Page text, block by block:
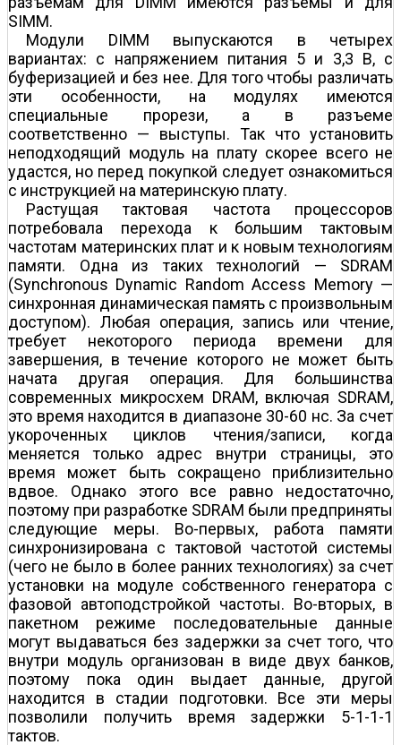
SIMM.
Модули DIMM выпускаются в четырех
вариантах: с напряжением питания 5 и 3,3 В, с
буферизацией и без нее. Для того чтобы различать
эти особенности, на модулях имеются
специальные прорези, а в разъеме
соответственно — выступы. Так что установить
неподходящий модуль на плату скорее всего не
удастся, но перед покупкой следует ознакомиться
с инструкцией на материнскую плату.
Растущая тактовая частота процессоров
потребовала перехода к большим тактовым
частотам материнских плат и к новым технологиям
памяти. Одна из таких технологий — SDRAM
(Synchronous Dynamic Random Access Memory —
cинхронная динамическая память с произвольным
доступом). Любая операция, запись или чтение,
требует некоторого периода времени для
завершения, в течение которого не может быть
начата другая операция. Для большинства
современных микросхем DRAM, включая SDRAM,
это время находится в диапазоне 30-60 нс. За счет
укороченных циклов чтения/записи, когда
меняется только адрес внутри страницы, это
время может быть сокращено приблизительно
вдвое. Однако этого все равно недостаточно,
поэтому при разработке SDRAM были предприняты
следующие меры. Во-первых, работа памяти
синхронизирована с тактовой частотой системы
(чего не было в более ранних технологиях) за счет
установки на модуле собственного генератора с
фазовой автоподстройкой частоты. Во-вторых, в
пакетном режиме последовательные данные
могут выдаваться без задержки за счет того, что
внутри модуль организован в виде двух банков,
поэтому пока один выдает данные, другой
находится в стадии подготовки. Все эти меры
позволили получить время задержки 5-1-1-1
тактов.